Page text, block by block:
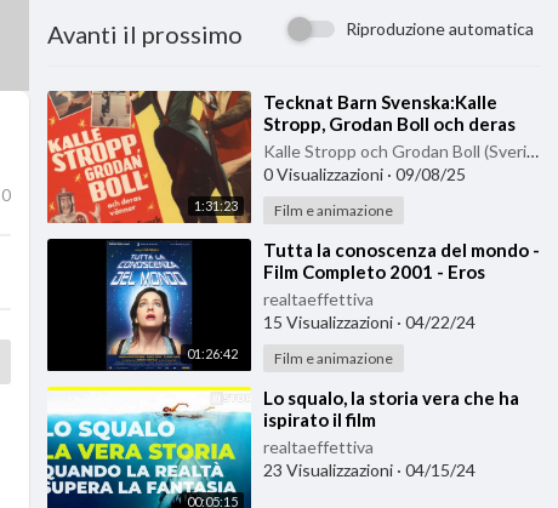
Avanti il prossimo Riproduzione automatica
1:31:23
⁣Tecknat Barn Svenska:Kalle
Stropp, Grodan Boll och deras
vänner (1956) VHSRIPPEN
(Svenska) Hela Film
Kalle Stropp och Grodan Boll (Sverige)
0 Visualizzazioni · 09/08/25
Film e animazione
01:26:42
⁣Tutta la conoscenza del mondo -
Film Completo 2001 - Eros
Puglielli
realtaeffettiva
15 Visualizzazioni · 04/22/24
Film e animazione
00:05:15
⁣Lo squalo, la storia vera che ha
ispirato il film
realtaeffettiva
23 Visualizzazioni · 04/15/24
0